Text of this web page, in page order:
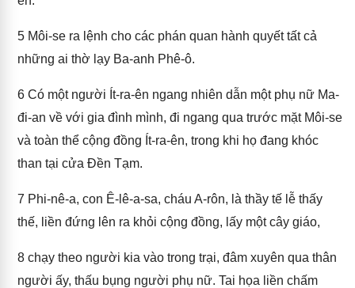
5 Môi-se ra lệnh cho các phán quan hành quyết tất cả
những ai thờ lạy Ba-anh Phê-ô.
6 Có một người Ít-ra-ên ngang nhiên dẫn một phụ nữ Ma-
đi-an về với gia đình mình, đi ngang qua trước mặt Môi-se
và toàn thể cộng đồng Ít-ra-ên, trong khi họ đang khóc
than tại cửa Đền Tạm.
7 Phi-nê-a, con Ê-lê-a-sa, cháu A-rôn, là thầy tế lễ thấy
thế, liền đứng lên ra khỏi cộng đồng, lấy một cây giáo,
8 chạy theo người kia vào trong trại, đâm xuyên qua thân
người ấy, thấu bụng người phụ nữ. Tai họa liền chấm